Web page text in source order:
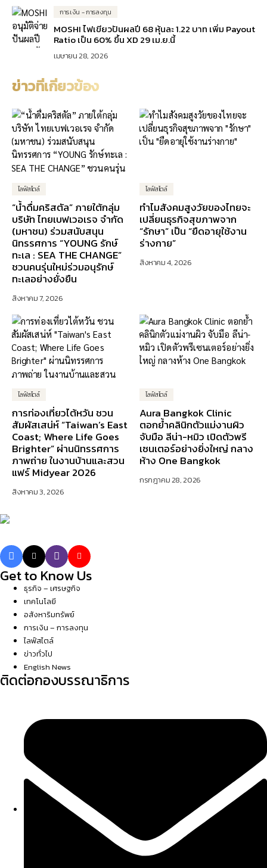
การเงิน - การลงทุน
MOSHI ไฟเขียวปันผลปี 68 หุ้นละ 1.22 บาท เพิ่ม Payout
Ratio เป็น 60% ขึ้น XD 29 เม.ย.นี้
เมษายน 28, 2026
ข่าวที่เกี่ยวข้อง
ไลฟ์สไตล์
“น้ำดื่มคริสตัล” ภายใต้กลุ่ม
บริษัท ไทยเบฟเวอเรจ จำกัด
(มหาชน) ร่วมสนับสนุน
นิทรรศการ “YOUNG รักษ์
ทะเล : SEA THE CHANGE”
ชวนคนรุ่นใหม่ร่วมอนุรักษ์
ทะเลอย่างยั่งยืน
สิงหาคม 7, 2026
ไลฟ์สไตล์
ทำไมสังคมสูงวัยของไทยจะ
เปลี่ยนธุรกิจสุขภาพจาก
“รักษา” เป็น “ยืดอายุใช้งาน
ร่างกาย”
สิงหาคม 4, 2026
ไลฟ์สไตล์
การท่องเที่ยวไต้หวัน ชวน
สัมผัสเสน่ห์ “Taiwan’s East
Coast; Where Life Goes
Brighter” ผ่านนิทรรศการ
ภาพถ่าย ในงานบ้านและสวน
แฟร์ Midyear 2026
สิงหาคม 3, 2026
ไลฟ์สไตล์
Aura Bangkok Clinic
ตอกย้ำคลินิกตัวแม่งานผิว
จับมือ ลีน่า-หมิว เปิดตัวพรี
เซนเตอร์อย่างยิ่งใหญ่ กลาง
ห้าง One Bangkok
กรกฎาคม 28, 2026
Get to Know Us
ธุรกิจ – เศรษฐกิจ
เทคโนโลยี
อสังหาริมทรัพย์
การเงิน – การลงทุน
ไลฟ์สไตล์
ข่าวทั่วไป
English News
ติดต่อกองบรรณาธิการ